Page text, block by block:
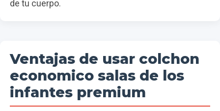
de tu cuerpo.
Ventajas de usar colchon
economico salas de los
infantes premium